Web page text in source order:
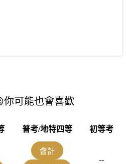
你可能也會喜歡
普考/地特四等 初等考
會計
--